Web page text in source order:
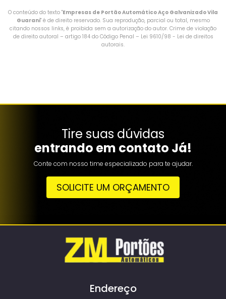
O conteúdo do texto "Empresas de Portão Automático Aço Galvanizado Vila
Guarani" é de direito reservado. Sua reprodução, parcial ou total, mesmo
citando nossos links, é proibida sem a autorização do autor. Crime de violação
de direito autoral – artigo 184 do Código Penal – Lei 9610/98 - Lei de direitos
autorais.
Tire suas dúvidas
entrando em contato Já!
Conte com nosso time especializado para te ajudar.
SOLICITE UM ORÇAMENTO
Endereço